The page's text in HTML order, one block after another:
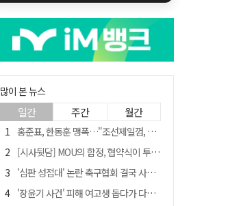
많이 본 뉴스
일간 주간 월간
홍준표, 한동훈 맹폭…"조선제일껌, 권력에 살고 권력에 죽었다"
[시사뒷담] MOU의 함정, 협약식이 투자 확정은 아니긴 해
'심판 성접대' 논란 축구협회 결국 사과…"깊이 반성, 쇄신하겠다"
'장윤기 사건' 피해 여고생 돕다가 다친 고교생, 의상자 인정